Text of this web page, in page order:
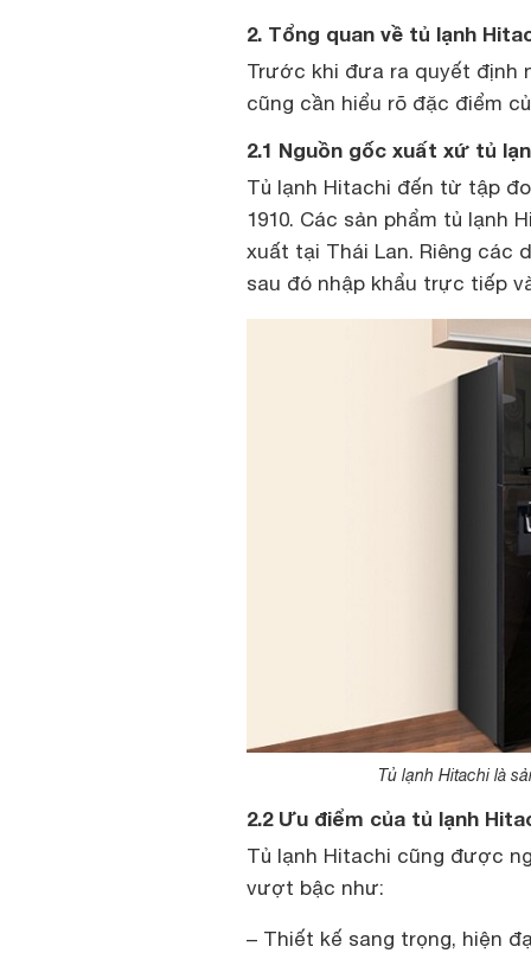
2. Tổng quan về tủ lạnh
Trước khi đưa ra quyết định
cũng cần hiểu rõ đặc điểm
2.1 Nguồn gốc xuất xứ tủ
Tủ lạnh Hitachi đến từ tập
1910. Các sản phẩm tủ lạnh
xuất tại Thái Lan. Riêng các
sau đó nhập khẩu trực tiếp
Tủ lạnh Hitachi là
2.2 Ưu điểm của tủ lạnh
Tủ lạnh Hitachi cũng được
vượt bậc như:
– Thiết kế sang trọng, hiện